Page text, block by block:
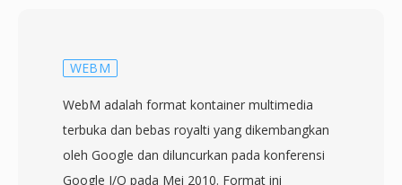
WEBM
WebM adalah format kontainer multimedia
terbuka dan bebas royalti yang dikembangkan
oleh Google dan diluncurkan pada konferensi
Google I/O pada Mei 2010. Format ini